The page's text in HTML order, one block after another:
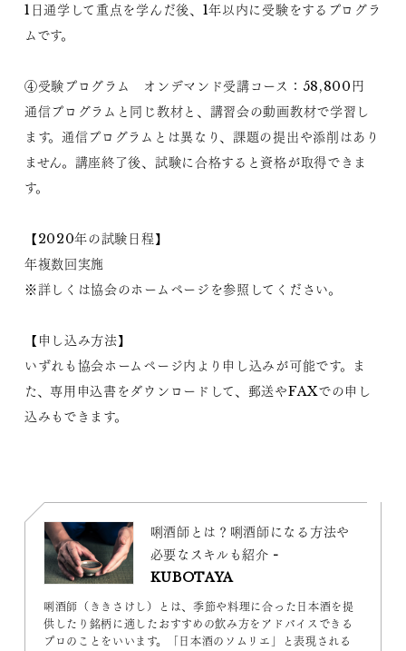
1日通学して重点を学んだ後、1年以内に受験をするプログラ
ムです。
④受験プログラム オンデマンド受講コース：58,800円
通信プログラムと同じ教材と、講習会の動画教材で学習し
ます。通信プログラムとは異なり、課題の提出や添削はあり
ません。講座終了後、試験に合格すると資格が取得できま
す。
【2020年の試験日程】
年複数回実施
※詳しくは協会のホームページを参照してください。
【申し込み方法】
いずれも協会ホームページ内より申し込みが可能です。ま
た、専用申込書をダウンロードして、郵送やFAXでの申し
込みもできます。
唎酒師とは？唎酒師になる方法や
必要なスキルも紹介 -
KUBOTAYA
唎酒師（ききさけし）とは、季節や料理に合った日本酒を提
供したり銘柄に適したおすすめの飲み方をアドバイスできる
プロのことをいいます。「日本酒のソムリエ」と表現される